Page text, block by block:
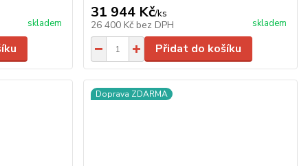
skladem
31 944 Kč/ks
26 400 Kč bez DPH skladem
Přidat do košíku
Doprava ZDARMA